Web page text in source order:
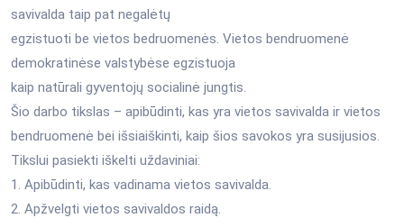
savivalda taip pat negalėtų
egzistuoti be vietos bedruomenės. Vietos bendruomenė
demokratinėse valstybėse egzistuoja
kaip natūrali gyventojų socialinė jungtis.
Šio darbo tikslas – apibūdinti, kas yra vietos savivalda ir vietos
bendruomenė bei išsiaiškinti, kaip šios savokos yra susijusios.
Tikslui pasiekti iškelti uždaviniai:
1. Apibūdinti, kas vadinama vietos savivalda.
2. Apžvelgti vietos savivaldos raidą.